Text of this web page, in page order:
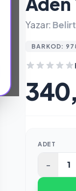
Yazar:
BARKOD:
ADET
-